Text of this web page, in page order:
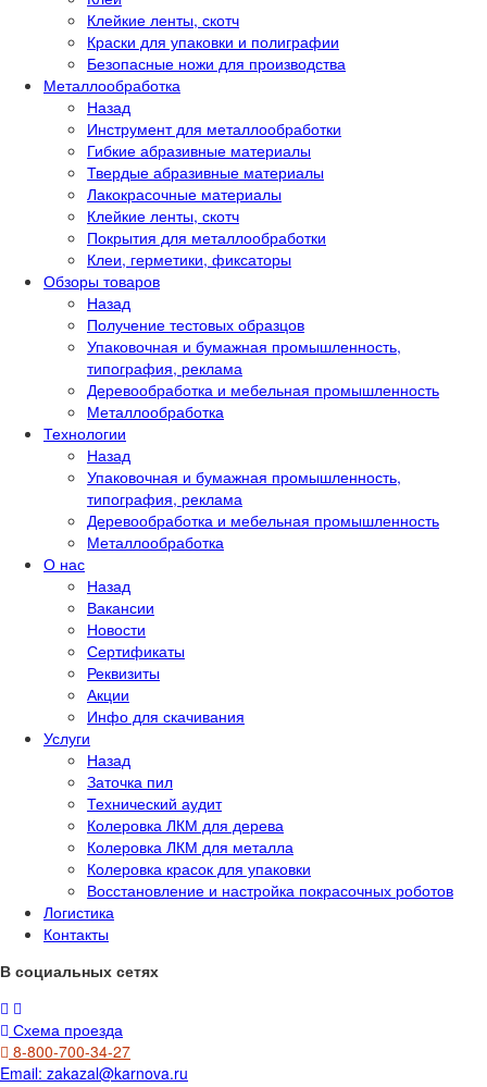
Клейкие ленты, скотч
Краски для упаковки и полиграфии
Безопасные ножи для производства
Металлообработка
Назад
Инструмент для металлообработки
Гибкие абразивные материалы
Твердые абразивные материалы
Лакокрасочные материалы
Клейкие ленты, скотч
Покрытия для металлообработки
Клеи, герметики, фиксаторы
Обзоры товаров
Назад
Получение тестовых образцов
Упаковочная и бумажная промышленность,
типография, реклама
Деревообработка и мебельная промышленность
Металлообработка
Технологии
Назад
Упаковочная и бумажная промышленность,
типография, реклама
Деревообработка и мебельная промышленность
Металлообработка
О нас
Назад
Вакансии
Новости
Сертификаты
Реквизиты
Акции
Инфо для скачивания
Услуги
Назад
Заточка пил
Технический аудит
Колеровка ЛКМ для дерева
Колеровка ЛКМ для металла
Колеровка красок для упаковки
Восстановление и настройка покрасочных роботов
Логистика
Контакты
В социальных сетях
Схема проезда
8-800-700-34-27
Email: zakazal@karnova.ru